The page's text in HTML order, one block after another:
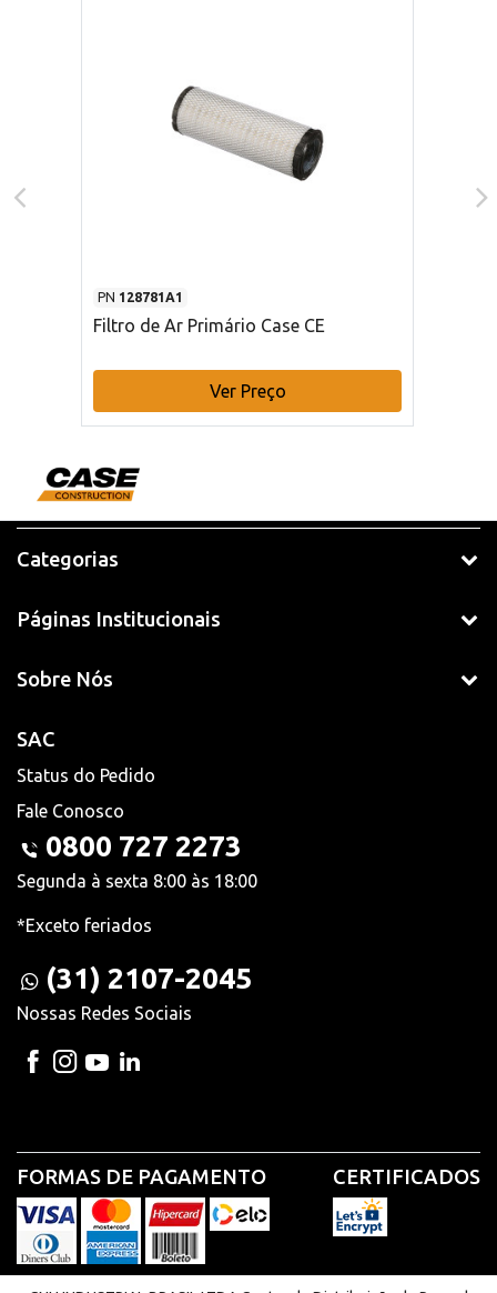
PN 128781A1
Filtro de Ar Primário Case CE
Ver Preço
Categorias
Páginas Institucionais
Sobre Nós
SAC
Status do Pedido
Fale Conosco
0800 727 2273
Segunda à sexta 8:00 às 18:00
*Exceto feriados
(31) 2107-2045
Nossas Redes Sociais
FORMAS DE PAGAMENTO CERTIFICADOS